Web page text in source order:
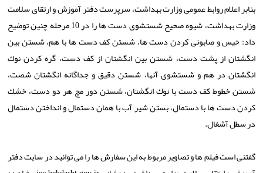
بنابر اعلام روابط عمومی وزارت بهداشت، سرپرست دفتر آموزش و ارتقای سلامت
وزارت بهداشت، شیوه صحیح شستشوی دست ها را در 10 مرحله چنین توضیح
داد: خیس و صابونی كردن دست ها، شستن كف دست ها با هم، شستن بین
انگشتان از پشت دست، شستن بین انگشتان از كف دست، گره كردن نوك
انگشتان در هم و شستشوی آنها، شستن دقیق و جداگانه انگشتان شصت،
شستن خطوط كف دست با نوك انگشتان، شستن دور مچ هر دو دست، خشك
كردن دست ها با دستمال، بستن شیر آب با همان دستمال و انداختن دستمال
در سطل آشغال.
گفتنی است فیلم ها و تصاویر مربوط به این سفارش ها را می توانید در سایت دفتر